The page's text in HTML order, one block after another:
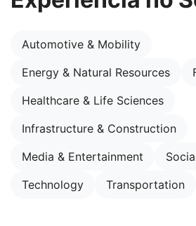
Automotive & Mobility
Energy & Natural Resources
Healthcare & Life Sciences
Infrastructure & Construction
Media & Entertainment
Technology
Transportation